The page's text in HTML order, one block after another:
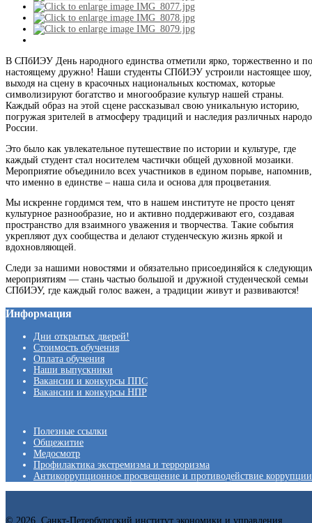
В СПбИЭУ День народного единства отметили ярко, торжественно и
настоящему дружно! Наши студенты СПбИЭУ устроили настоящее шоу,
выходя на сцену в красочных национальных костюмах, которые
символизируют богатство и многообразие культур нашей страны.
Каждый образ на этой сцене рассказывал свою уникальную историю,
погружая зрителей в атмосферу традиций и наследия различных
России.
Это было как увлекательное путешествие по истории и культуре, где
каждый студент стал носителем частички общей духовной мозаики.
Мероприятие объединило всех участников в едином порыве, напомнив,
что именно в единстве – наша сила и основа для процветания.
Мы искренне гордимся тем, что в нашем институте не просто ценят
культурное разнообразие, но и активно поддерживают его, создавая
пространство для взаимного уважения и творчества. Такие события
укрепляют дух сообщества и делают студенческую жизнь яркой и
вдохновляющей.
Следи за нашими новостями и обязательно присоединяйся к
мероприятиям — стань частью большой и дружной студенческой семьи
СПбИЭУ, где каждый голос важен, а традиции живут и развиваются!
Информация
Дни открытых дверей!
Стоимость обучения
Оплата обучения
Наши выпускники
Вакансии и конкурсы ППС
Вакансии и конкурсы НПР
Полезные ссылки
Общежитие
Медосмотр
Профилактика экстремизма и терроризма
Антикоррупционное просвещение и противодействие коррупции
© 2026. Санкт-Петербургский институт экономики и управления